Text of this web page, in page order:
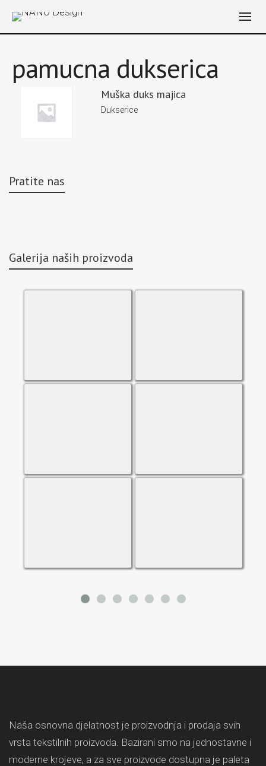
pamucna dukserica
Muška duks majica
Dukserice
Pratite nas
Galerija naših proizvoda
Naša osnovna djelatnost je proizvodnja i prodaja svih
vrsta tekstilnih proizvoda. Bazirani smo na jednostavne i
moderne krojeve, a za sve proizvode dostupna je paleta